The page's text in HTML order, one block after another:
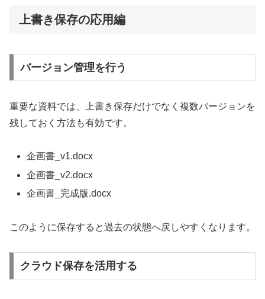
上書き保存の応用編
バージョン管理を行う
重要な資料では、上書き保存だけでなく複数バージョンを
残しておく方法も有効です。
企画書_v1.docx
企画書_v2.docx
企画書_完成版.docx
このように保存すると過去の状態へ戻しやすくなります。
クラウド保存を活用する